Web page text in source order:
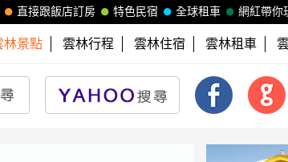
網紅帶你
全球租車
特色民宿
直接跟飯店訂房
林景點 雲林行程 雲林住宿 雲林租車